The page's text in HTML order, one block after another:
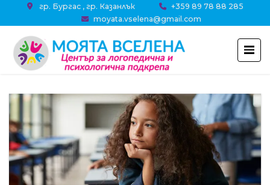
гр. Бургас , гр. Казанлък
+359 89 78 88 285
moyata.vselena@gmail.com